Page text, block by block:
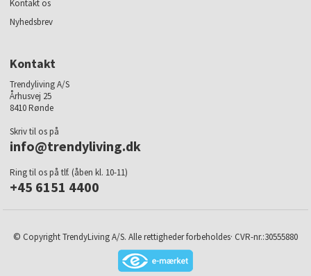
Kontakt os
Nyhedsbrev
Kontakt
Trendyliving A/S
Århusvej 25
8410 Rønde
Skriv til os på
info@trendyliving.dk
Ring til os på tlf. (åben kl. 10-11)
+45 6151 4400
© Copyright TrendyLiving A/S. Alle rettigheder forbeholdes· CVR-nr.:30555880